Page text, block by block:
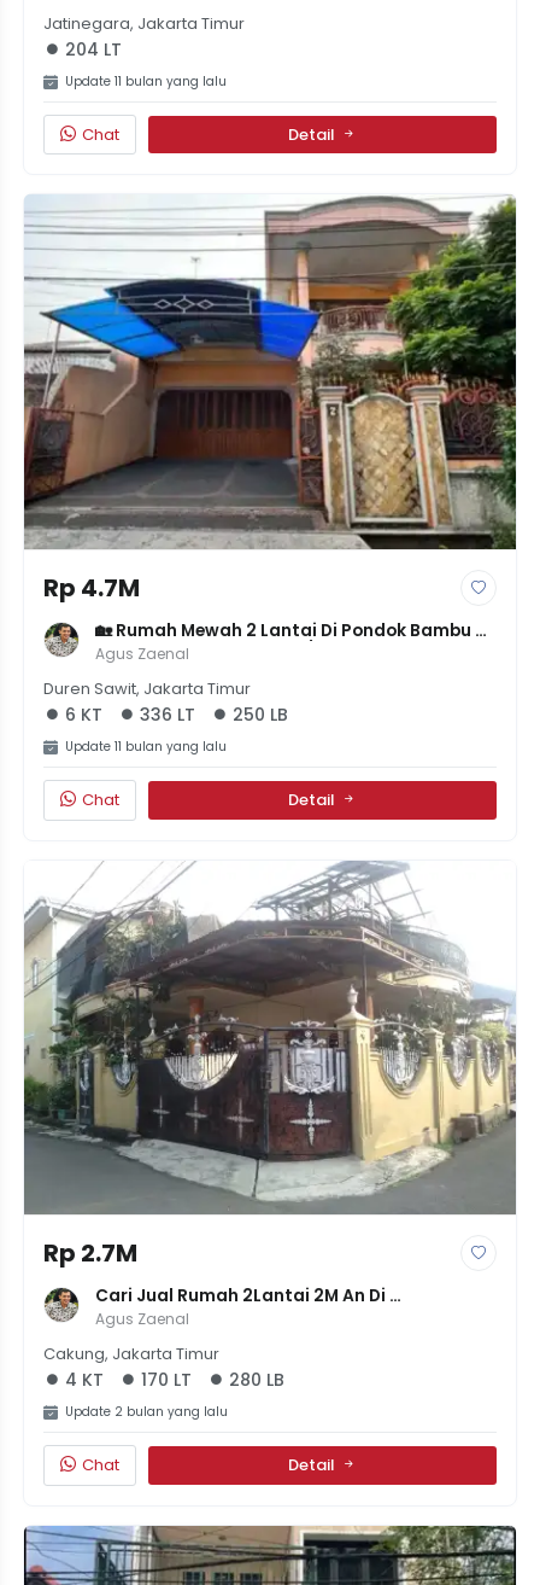
Jatinegara, Jakarta Timur
204 LT
Update 11 bulan yang lalu
Chat Detail
Rp 4.7M
🏡 Rumah Mewah 2 Lantai Di Pondok Bambu -
LT 336m² LB 250m² - 6KT/5KM - SHM & IMB -
4.7M NEGO
Agus Zaenal
Duren Sawit, Jakarta Timur
6 KT 336 LT 250 LB
Update 11 bulan yang lalu
Chat Detail
Rp 2.7M
Cari Jual Rumah 2Lantai 2M An Di
Penggilingan Jakarta Timur 4Kamar
Agus Zaenal
Cakung, Jakarta Timur
4 KT 170 LT 280 LB
Update 2 bulan yang lalu
Chat Detail